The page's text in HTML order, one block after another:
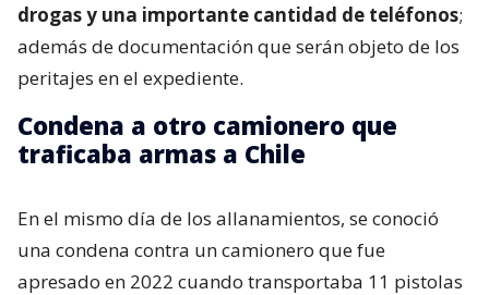
drogas y una importante cantidad de teléfonos;
además de documentación que serán objeto de los
peritajes en el expediente.
Condena a otro camionero que
traficaba armas a Chile
En el mismo día de los allanamientos, se conoció
una condena contra un camionero que fue
apresado en 2022 cuando transportaba 11 pistolas